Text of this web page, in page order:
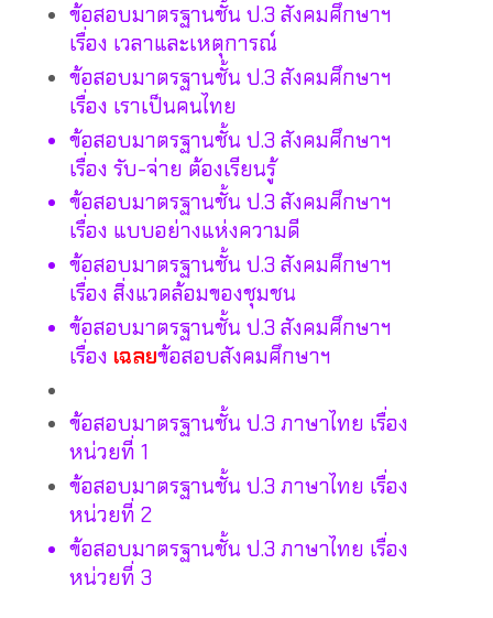
ข้อสอบมาตรฐานชั้น ป.3 สังคมศึกษาฯ
เรื่อง เวลาและเหตุการณ์
ข้อสอบมาตรฐานชั้น ป.3 สังคมศึกษาฯ
เรื่อง เราเป็นคนไทย
ข้อสอบมาตรฐานชั้น ป.3 สังคมศึกษาฯ
เรื่อง รับ-จ่าย ต้องเรียนรู้
ข้อสอบมาตรฐานชั้น ป.3 สังคมศึกษาฯ
เรื่อง แบบอย่างแห่งความดี
ข้อสอบมาตรฐานชั้น ป.3 สังคมศึกษาฯ
เรื่อง สิ่งแวดล้อมของชุมชน
ข้อสอบมาตรฐานชั้น ป.3 สังคมศึกษาฯ
เรื่อง เฉลยข้อสอบสังคมศึกษาฯ
ข้อสอบมาตรฐานชั้น ป.3 ภาษาไทย เรื่อง
หน่วยที่ 1
ข้อสอบมาตรฐานชั้น ป.3 ภาษาไทย เรื่อง
หน่วยที่ 2
ข้อสอบมาตรฐานชั้น ป.3 ภาษาไทย เรื่อง
หน่วยที่ 3